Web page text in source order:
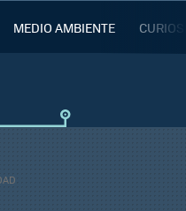
MEDIO AMBIENTE